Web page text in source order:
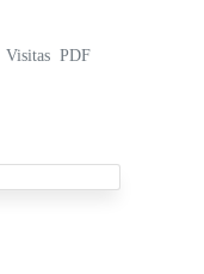
Visitas PDF